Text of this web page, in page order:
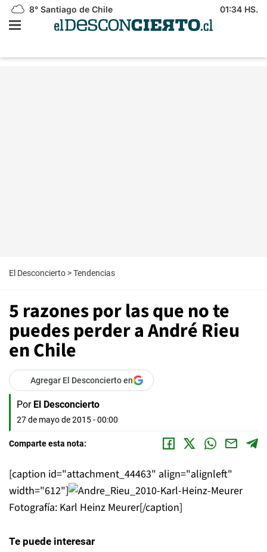
8° Santiago de Chile 01:34 HS.
El Desconcierto >Tendencias
5 razones por las que no te
puedes perder a André Rieu
en Chile
Agregar El Desconcierto en
Por El Desconcierto
27 de mayo de 2015 - 00:00
Comparte esta nota:
[caption id="attachment_44463" align="alignleft"
width="612"]
Fotografía: Karl Heinz Meurer[/caption]
Te puede interesar